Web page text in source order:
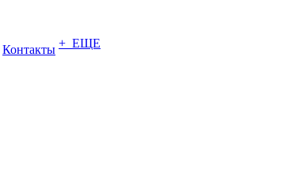
Контакты + ЕЩЕ